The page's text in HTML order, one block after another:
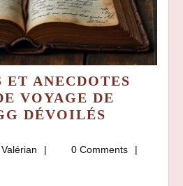
ET ANECDOTES
VOYAGE DE
DÉVOILÉS
ET
2025
Valérian Valérian0 Comments